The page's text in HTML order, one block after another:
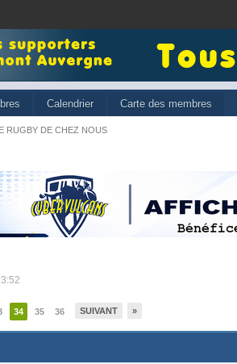
Calendrier Carte des membres
RUGBY DE CHEZ NOUS
34 35 36 SUIVANT »